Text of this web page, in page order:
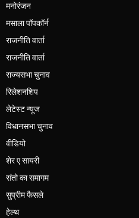
मनोरंजन
मसाला पॉपकॉर्न
राजनीति वार्ता
राजनीति वार्ता
राज्यसभा चुनाव
रिलेशनशिप
लेटेस्ट न्यूज
विधानसभा चुनाव
वीडियो
शेर ए सायरी
संतो का समागम
सुप्रीम फैसले
हेल्थ